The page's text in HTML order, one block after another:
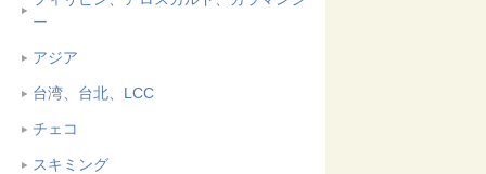
ー
アジア
台湾、台北、LCC
チェコ
スキミング